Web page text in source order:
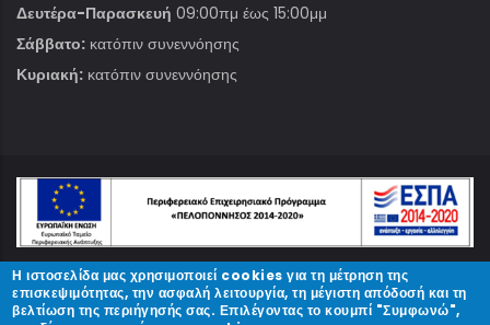
Δευτέρα-Παρασκευή 09:00πμ έως 15:00μμ
Σάββατο: κατόπιν συνεννόησης
Κυριακή: κατόπιν συνεννόησης
© CopyrightΚΠΑΜ2023.
Η ιστοσελίδα μας χρησιμοποιεί cookies για τη μέτρηση της
επισκεψιμότητας, την ασφαλή λειτουργία, τη μέγιστη απόδοσή και τη
βελτίωση της περιήγησής σας. Επιλέγοντας το κουμπί "Συμφωνώ",